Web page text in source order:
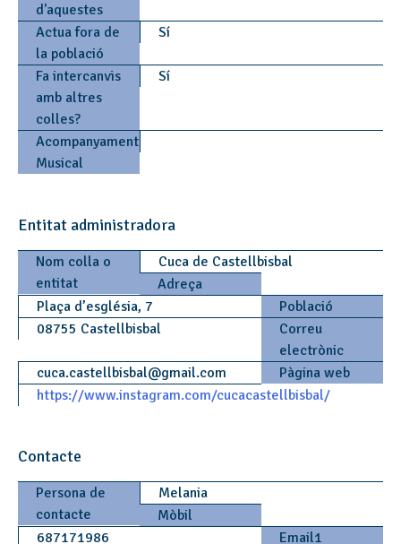
d'aquestes
Actua fora de
la població
Sí
Fa intercanvis
amb altres
colles?
Sí
Acompanyament
Musical
Entitat administradora
Nom colla o
entitat
Cuca de Castellbisbal
Adreça
Plaça d’església, 7
Població
08755 Castellbisbal
Correu
electrònic
cuca.castellbisbal@gmail.com
Pàgina web
https://www.instagram.com/cucacastellbisbal/
Contacte
Persona de
contacte
Melania
Mòbil
687171986
Email1